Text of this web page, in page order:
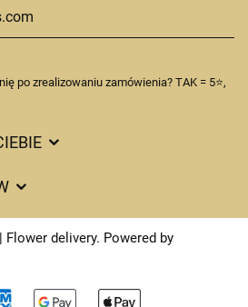
po zrealizowaniu zamówienia? TAK = 5⭐,
delivery. Powered by